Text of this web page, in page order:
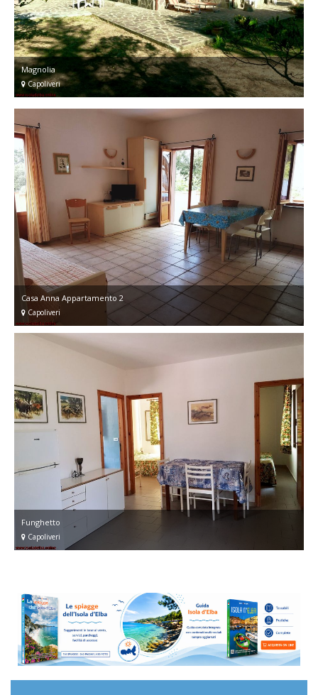
Magnolia
Capoliveri
Casa Anna Appartamento 2
Capoliveri
Funghetto
Capoliveri